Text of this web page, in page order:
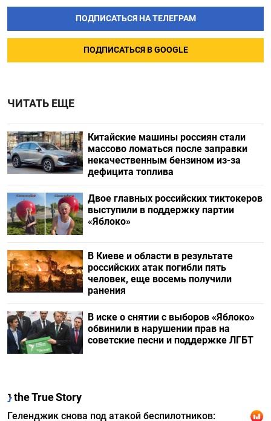
ПОДПИСАТЬСЯ НА ТЕЛЕГРАМ
ПОДПИСАТЬСЯ В GOOGLE
ЧИТАТЬ ЕЩЕ
Китайские машины россиян стали
массово ломаться после заправки
некачественным бензином из-за
дефицита топлива
Двое главных российских тиктокеров
выступили в поддержку партии
«Яблоко»
В Киеве и области в результате
российских атак погибли пять
человек, еще восемь получили
ранения
В иске о снятии с выборов «Яблоко»
обвинили в нарушении прав на
советские песни и поддержке ЛГБТ